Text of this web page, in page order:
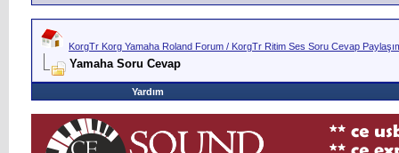
KorgTr Korg Yamaha Roland Forum / KorgTr Ritim Ses Soru Cevap
Yamaha Soru Cevap
Yardım